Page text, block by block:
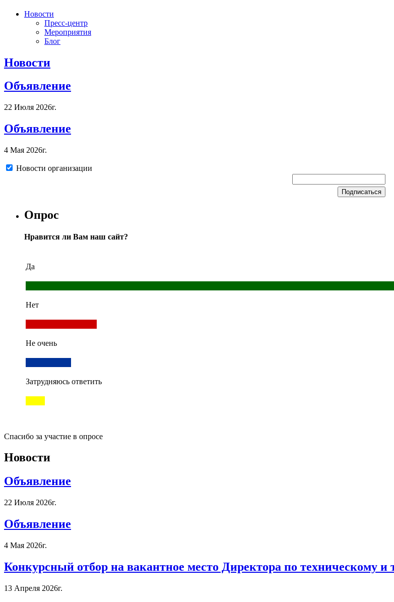
Новости
Пресс-центр
Мероприятия
Блог
Новости
Объявление
22 Июля 2026г.
Объявление
4 Мая 2026г.
Новости организации
Опрос
Нравится ли Вам наш сайт?
Да
Нет
Не очень
Затрудняюсь ответить
Спасибо за участие в опросе
Новости
Объявление
22 Июля 2026г.
Объявление
4 Мая 2026г.
Конкурсный отбор на вакантное место Директора по техническому и
13 Апреля 2026г.